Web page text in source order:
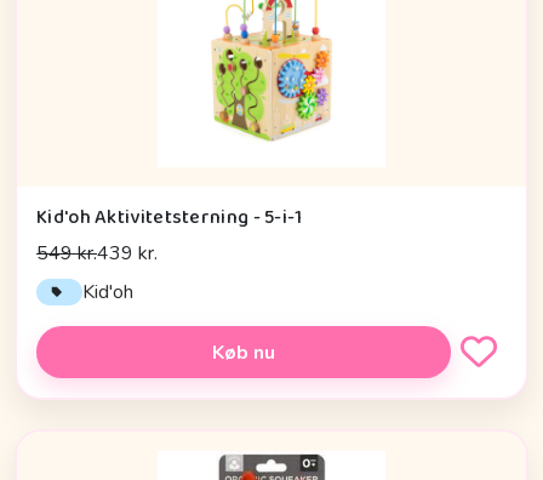
Kid'oh Aktivitetsterning - 5-i-1
549 kr.439 kr.
Kid'oh
Køb nu